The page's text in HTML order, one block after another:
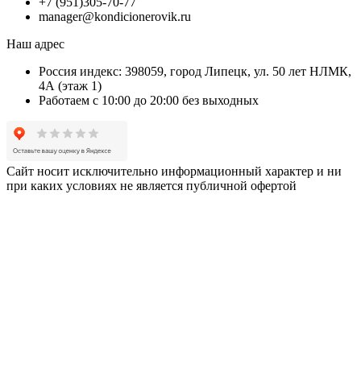
manager@kondicionerovik.ru
Наш адрес
Россия индекс: 398059, город Липецк, ул. 50 лет НЛМК,
4А (этаж 1)
Работаем с 10:00 до 20:00 без выходных
Сайт носит исключительно информационный характер и ни
при каких условиях не является публичной офертой